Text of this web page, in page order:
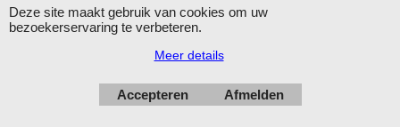
Deze site maakt gebruik van cookies om uw
bezoekerservaring te verbeteren.
Meer details
Accepteren Afmelden